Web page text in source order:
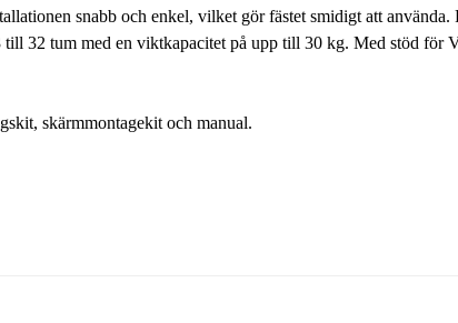
snabb och enkel, vilket gör fästet smidigt att
32 tum med en viktkapacitet på upp till 30 kg. Med stöd för
skärmmontagekit och manual.